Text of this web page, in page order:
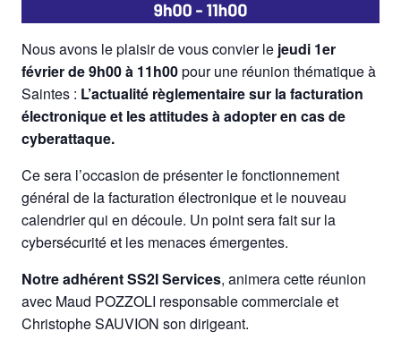
Nous avons le plaisir de vous convier le jeudi 1er
février de 9h00 à 11h00pour une réunion thématique à
Saintes : L’actualité règlementaire sur la facturation
électronique et les attitudes à adopter en cas de
cyberattaque.
Ce sera l’occasion de présenter le fonctionnement
général de la facturation électronique et le nouveau
calendrier qui en découle. Un point sera fait sur la
cybersécurité et les menaces émergentes.
Notre adhérent SS2I Services, animera cette réunion
avec Maud POZZOLI responsable commerciale et
Christophe SAUVION son dirigeant.